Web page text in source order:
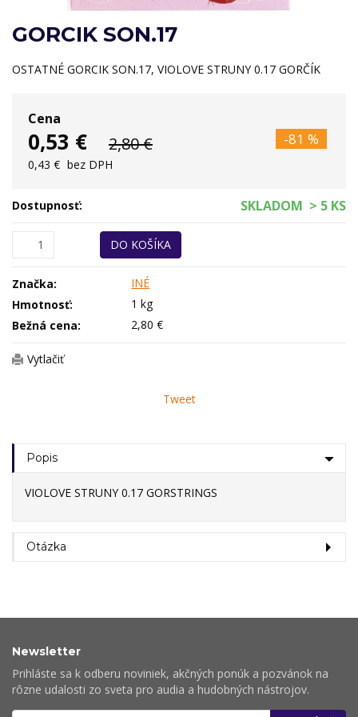
GORCIK SON.17
OSTATNÉ GORCIK SON.17, VIOLOVE STRUNY 0.17 GORČÍK
Cena
0,53 € 2,80 € -81 %
0,43 € bez DPH
Dostupnosť: SKLADOM > 5 KS
DO KOŠÍKA
Značka:
INÉ
Hmotnosť:
1 kg
Bežná cena:
2,80 €
Vytlačiť
Tweet
Popis
VIOLOVE STRUNY 0.17 GORSTRINGS
Otázka
Newsletter
Prihláste sa k odberu noviniek, akčných ponúk a pozvánok na
rôzne udalosti zo sveta pro audia a hudobných nástrojov.